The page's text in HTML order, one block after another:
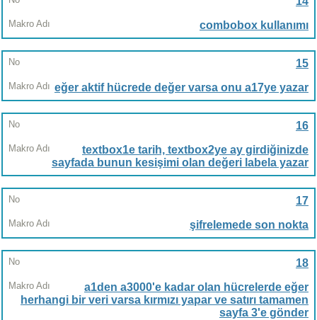
combobox kullanımı
15
eğer aktif hücrede değer varsa onu a17ye yazar
16
textbox1e tarih, textbox2ye ay girdiğinizde
sayfada bunun kesişimi olan değeri labela yazar
17
şifrelemede son nokta
18
a1den a3000'e kadar olan hücrelerde eğer
herhangi bir veri varsa kırmızı yapar ve satırı tamamen
sayfa 3'e gönder